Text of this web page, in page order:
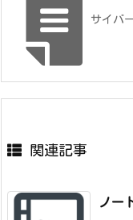
サイバ
関連記事
ノー